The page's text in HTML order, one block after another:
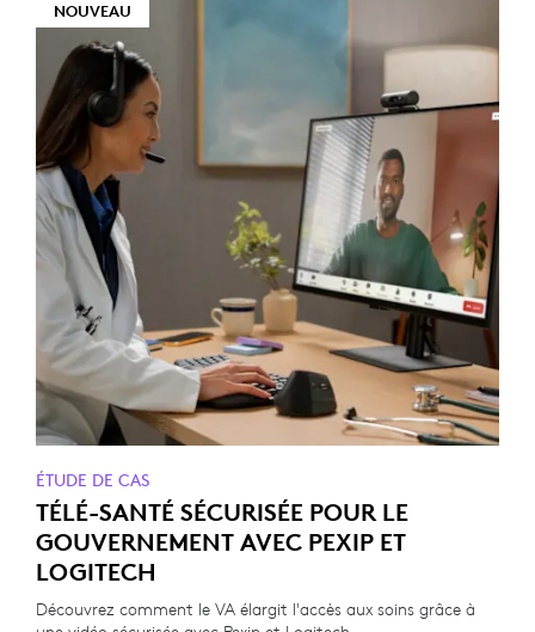
NOUVEAU
ÉTUDE DE CAS
TÉLÉ-SANTÉ SÉCURISÉE POUR LE
GOUVERNEMENT AVEC PEXIP ET
LOGITECH
Découvrez comment le VA élargit l'accès aux soins grâce à